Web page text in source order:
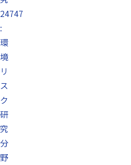
24747
:
環
境
リ
ス
ク
研
究
分
野